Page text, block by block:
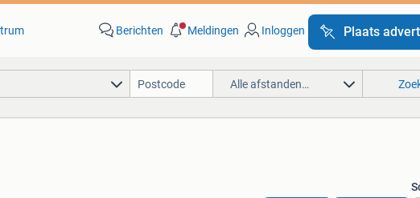
Berichten Meldingen Inloggen Plaats
Alle afstanden…